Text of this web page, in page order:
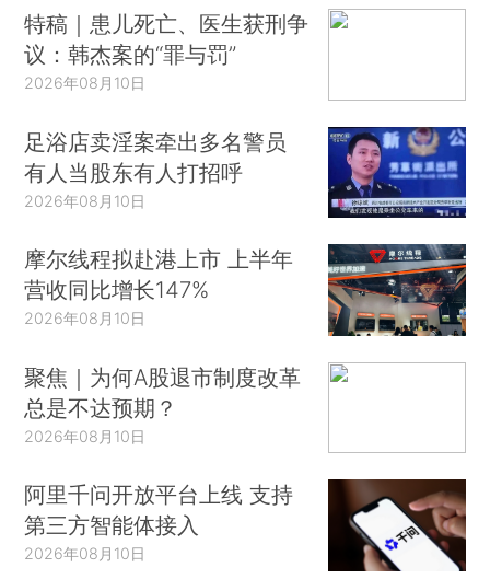
特稿｜患儿死亡、医生获刑争
议：韩杰案的“罪与罚”
2026年08月10日
足浴店卖淫案牵出多名警员
有人当股东有人打招呼
2026年08月10日
摩尔线程拟赴港上市 上半年
营收同比增长147%
2026年08月10日
聚焦｜为何A股退市制度改革
总是不达预期？
2026年08月10日
阿里千问开放平台上线 支持
第三方智能体接入
2026年08月10日